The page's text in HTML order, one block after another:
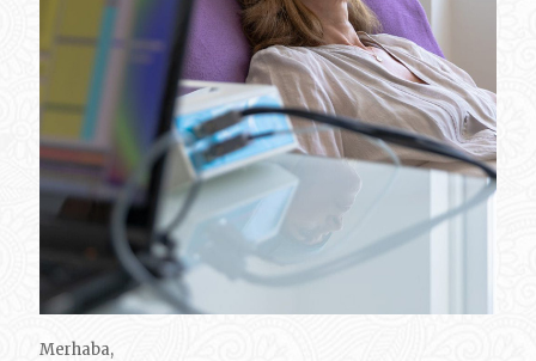
Merhaba,